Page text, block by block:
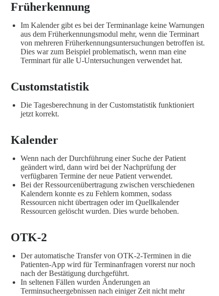
Früherkennung
Im Kalender gibt es bei der Terminanlage keine Warnungen
aus dem Früherkennungsmodul mehr, wenn die Terminart
von mehreren Früherkennungsuntersuchungen betroffen ist.
Dies war zum Beispiel problematisch, wenn man eine
Terminart für alle U-Untersuchungen verwendet hat.
Customstatistik
Die Tagesberechnung in der Customstatistik funktioniert
jetzt korrekt.
Kalender
Wenn nach der Durchführung einer Suche der Patient
geändert wird, dann wird bei der Nachprüfung der
verfügbaren Termine der neue Patient verwendet.
Bei der Ressourcenübertragung zwischen verschiedenen
Kalendern konnte es zu Fehlern kommen, sodass
Ressourcen nicht übertragen oder im Quellkalender
Ressourcen gelöscht wurden. Dies wurde behoben.
OTK-2
Der automatische Transfer von OTK-2-Terminen in die
Patienten-App wird für Terminanfragen vorerst nur noch
nach der Bestätigung durchgeführt.
In seltenen Fällen wurden Änderungen an
Terminsucheergebnissen nach einiger Zeit nicht mehr